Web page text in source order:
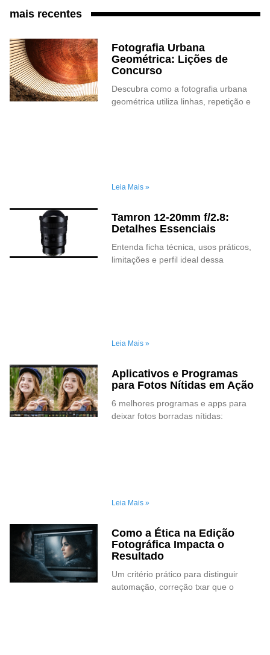
mais recentes
Fotografia Urbana
Geométrica: Lições de
Concurso
Descubra como a fotografia urbana
geométrica utiliza linhas, repetição e
Leia Mais »
Tamron 12-20mm f/2.8:
Detalhes Essenciais
Entenda ficha técnica, usos práticos,
limitações e perfil ideal dessa
Leia Mais »
Aplicativos e Programas
para Fotos Nítidas em Ação
6 melhores programas e apps para
deixar fotos borradas nítidas:
Leia Mais »
Como a Ética na Edição
Fotográfica Impacta o
Resultado
Um critério prático para distinguir
automação, correção txar que o